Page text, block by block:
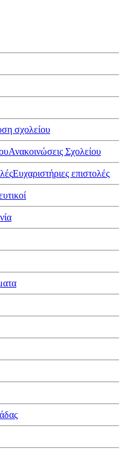
σχολείου
Ανακοινώσεις Σχολείου
Ευχαριστήριες επιστολές